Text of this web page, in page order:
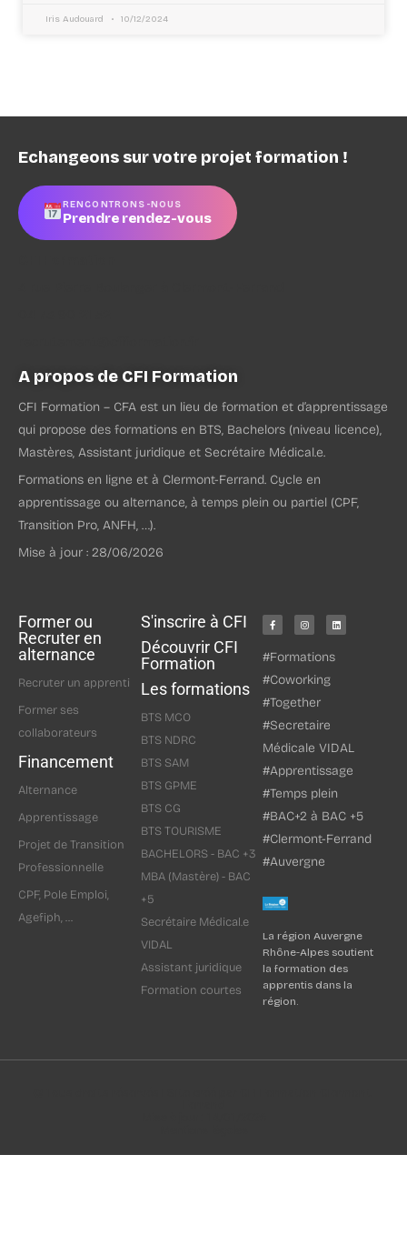
Iris Audouard 10/12/2024
Echangeons sur votre projet formation !
RENCONTRONS-NOUS
Prendre rendez-vous
A propos de CFI Formation
CFI Formation – CFA est un lieu de formation et d’apprentissage
qui propose des formations en BTS, Bachelors (niveau licence),
Mastères, Assistant juridique et Secrétaire Médical.e.
Formations en ligne et à Clermont-Ferrand. Cycle en
apprentissage ou alternance, à temps plein ou partiel (CPF,
Transition Pro, ANFH, …).
Mise à jour : 28/06/2026
Former ou
Recruter en
alternance
Recruter un apprenti
Former ses
collaborateurs
Financement
Alternance
Apprentissage
Projet de Transition
Professionnelle
CPF, Pole Emploi,
Agefiph, ...
S'inscrire à CFI
Découvrir CFI
Formation
Les formations
BTS MCO
BTS NDRC
BTS SAM
BTS GPME
BTS CG
BTS TOURISME
BACHELORS - BAC +3
MBA (Mastère) - BAC
+5
Secrétaire Médical.e
VIDAL
Assistant juridique
Formation courtes
#Formations
#Coworking
#Together
#Secretaire
Médicale VIDAL
#Apprentissage
#Temps plein
#BAC+2 à BAC +5
#Clermont-Ferrand
#Auvergne
La région Auvergne
Rhône-Alpes soutient
la formation des
apprentis dans la
région.